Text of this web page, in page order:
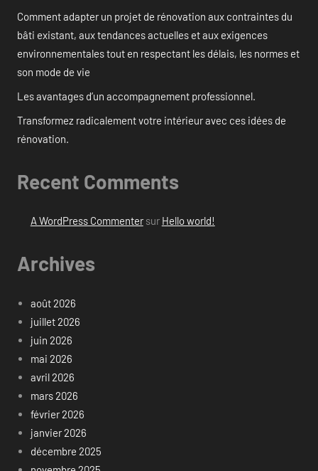
Comment adapter un projet de rénovation aux contraintes du
bâti existant, aux tendances actuelles et aux exigences
environnementales tout en respectant les délais, les normes et
son mode de vie
Les avantages d’un accompagnement professionnel.
Transformez radicalement votre intérieur avec ces idées de
rénovation.
Recent Comments
A WordPress Commentersur Hello world!
Archives
août 2026
juillet 2026
juin 2026
mai 2026
avril 2026
mars 2026
février 2026
janvier 2026
décembre 2025